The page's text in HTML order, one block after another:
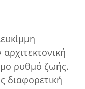
ρυθμό ζωής.
διαφορετική